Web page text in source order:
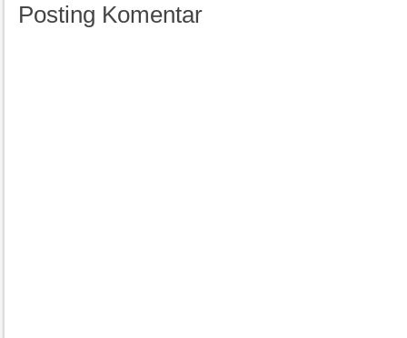
Posting Komentar